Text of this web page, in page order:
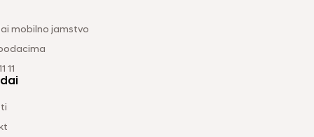
mobilno jamstvo
11